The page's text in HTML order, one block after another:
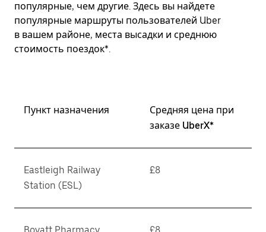
популярные, чем другие. Здесь вы найдете
популярные маршруты пользователей Uber
в вашем районе, места высадки и среднюю
стоимость поездок*.
Пункт назначения
Средняя цена при
заказе UberX*
Eastleigh Railway
Station (ESL)
£8